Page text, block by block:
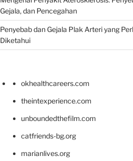
Gejala, dan Pencegahan
Penyebab dan Gejala Plak Arteri yang
Diketahui
okhealthcareers.com
theintexperience.com
unboundedthefilm.com
catfriends-bg.org
marianlives.org